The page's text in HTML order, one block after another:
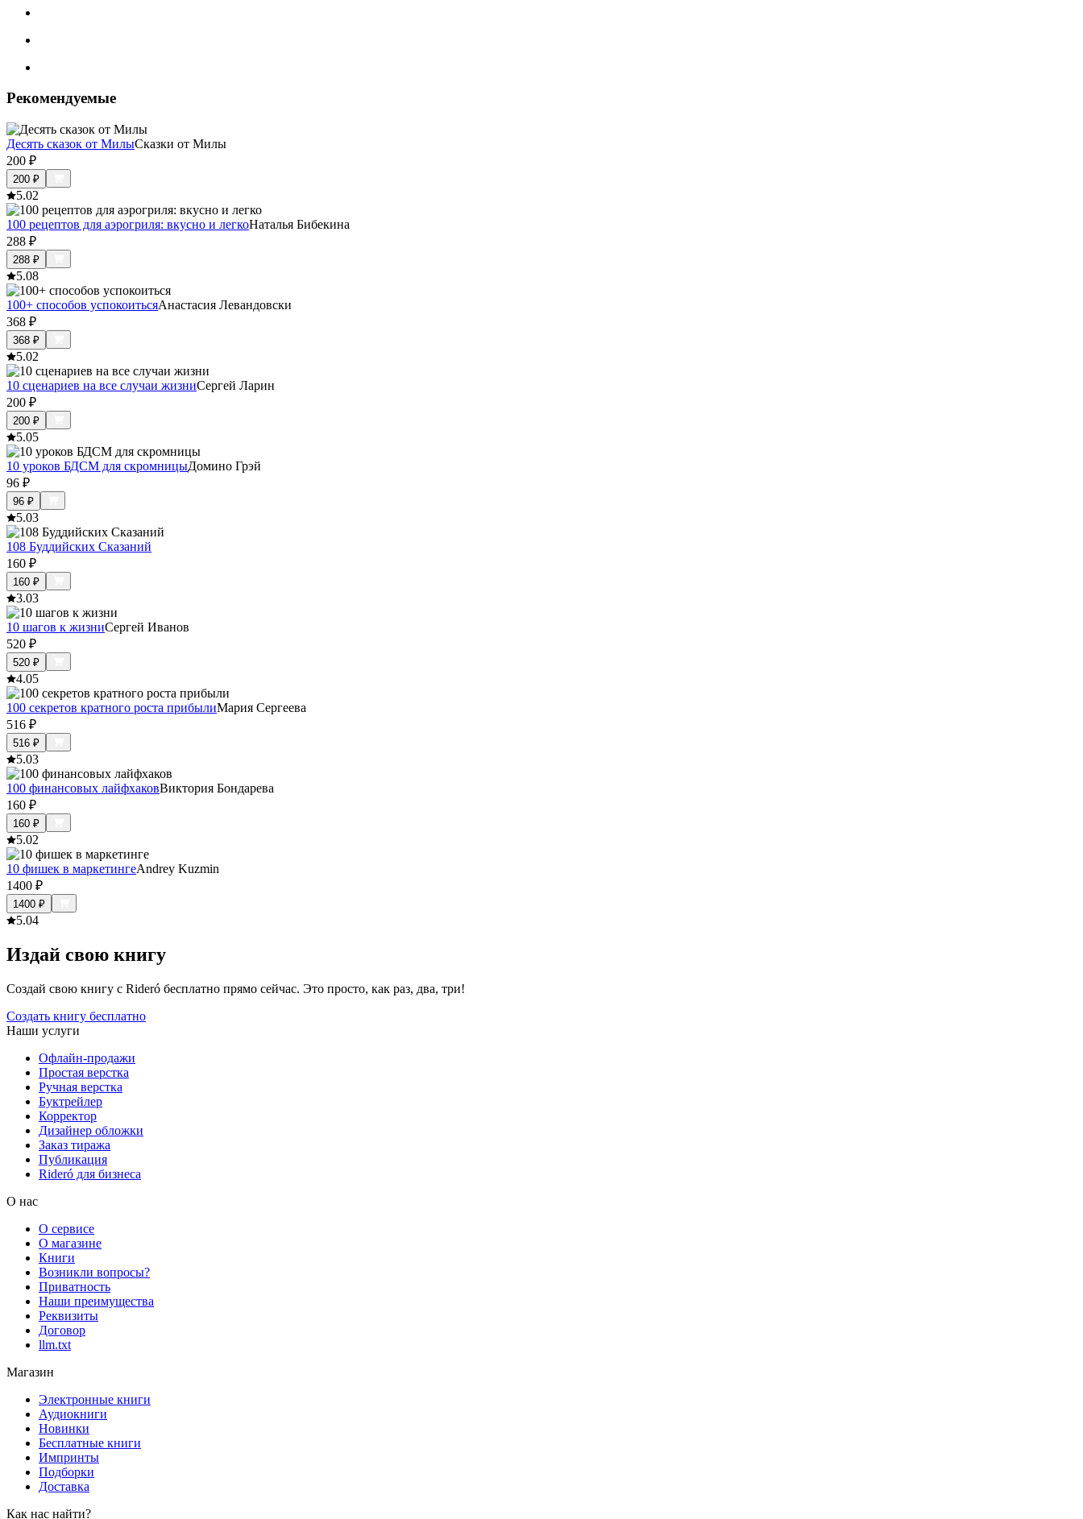
Рекомендуемые
Десять сказок от МилыСказки от Милы
200 ₽
200 ₽
5.02
100 рецептов для аэрогриля: вкусно и легкоНаталья Бибекина
288 ₽
288 ₽
5.08
100+ способов успокоитьсяАнастасия Левандовски
368 ₽
368 ₽
5.02
10 сценариев на все случаи жизниСергей Ларин
200 ₽
200 ₽
5.05
10 уроков БДСМ для скромницыДомино Грэй
96 ₽
96 ₽
5.03
108 Буддийских Сказаний
160 ₽
160 ₽
3.03
10 шагов к жизниСергей Иванов
520 ₽
520 ₽
4.05
100 секретов кратного роста прибылиМария Сергеева
516 ₽
516 ₽
5.03
100 финансовых лайфхаковВиктория Бондарева
160 ₽
160 ₽
5.02
10 фишек в маркетингеAndrey Kuzmin
1400 ₽
1400 ₽
5.04
Издай свою книгу
Создай свою книгу с Rideró бесплатно прямо сейчас. Это просто, как раз, два, три!
Создать книгу бесплатно
Наши услуги
Офлайн-продажи
Простая верстка
Ручная верстка
Буктрейлер
Корректор
Дизайнер обложки
Заказ тиража
Публикация
Rideró для бизнеса
О нас
О сервисе
О магазине
Книги
Возникли вопросы?
Приватность
Наши преимущества
Реквизиты
Договор
llm.txt
Магазин
Электронные книги
Аудиокниги
Новинки
Бесплатные книги
Импринты
Подборки
Доставка
Как нас найти?